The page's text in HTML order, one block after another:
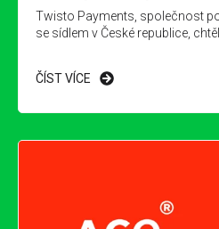
Twisto Payments, společnost
se sídlem v České republice,
ČÍST VÍCE